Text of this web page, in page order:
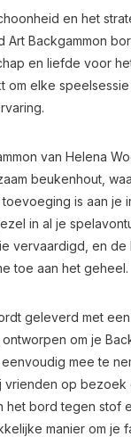
en het
Art Backgammon
en liefde voor
om elke
van Helena
beukenhout,
is aan je
in al je
vervaardigd, en
toe aan het geheel.
geleverd met
om je
mee te
op bezoek
het bord tegen stof
manier om je